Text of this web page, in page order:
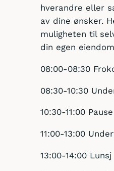
hverandre eller
av dine ønsker.
muligheten til
din egen
08:00-08:30
08:30-10:30
10:30-11:00 Pause
11:00-13:00
13:00-14:00 Lunsj